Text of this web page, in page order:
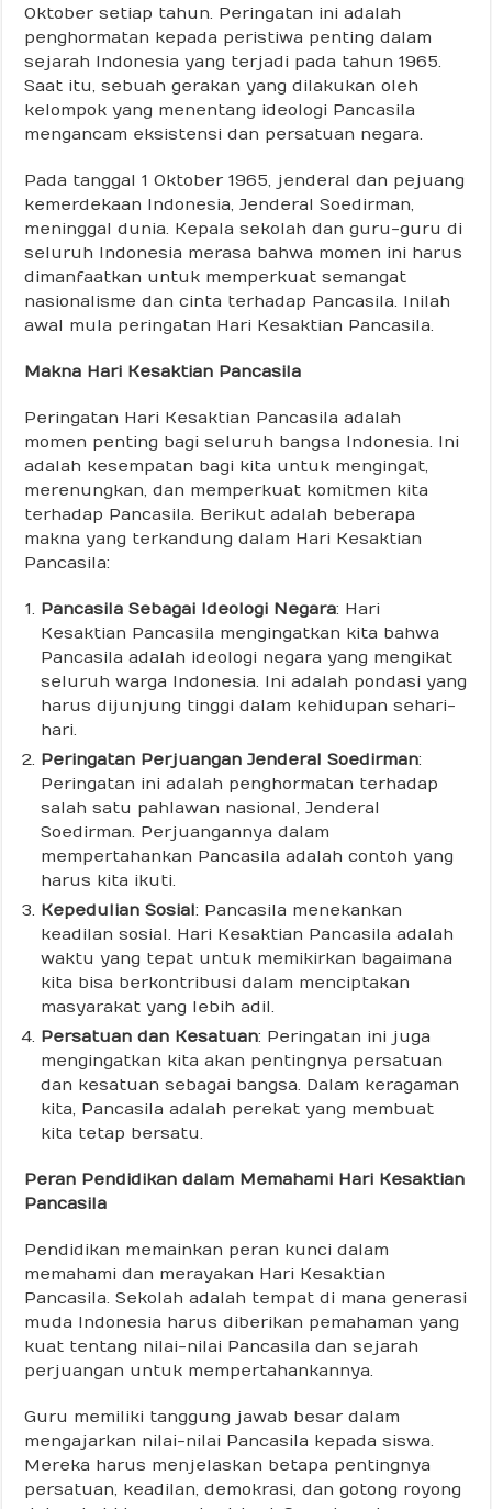
Oktober setiap tahun. Peringatan ini adalah
penghormatan kepada peristiwa penting dalam
sejarah Indonesia yang terjadi pada tahun 1965.
Saat itu, sebuah gerakan yang dilakukan oleh
kelompok yang menentang ideologi Pancasila
mengancam eksistensi dan persatuan negara.
Pada tanggal 1 Oktober 1965, jenderal dan pejuang
kemerdekaan Indonesia, Jenderal Soedirman,
meninggal dunia. Kepala sekolah dan guru-guru di
seluruh Indonesia merasa bahwa momen ini harus
dimanfaatkan untuk memperkuat semangat
nasionalisme dan cinta terhadap Pancasila. Inilah
awal mula peringatan Hari Kesaktian Pancasila.
Makna Hari Kesaktian Pancasila
Peringatan Hari Kesaktian Pancasila adalah
momen penting bagi seluruh bangsa Indonesia. Ini
adalah kesempatan bagi kita untuk mengingat,
merenungkan, dan memperkuat komitmen kita
terhadap Pancasila. Berikut adalah beberapa
makna yang terkandung dalam Hari Kesaktian
Pancasila:
Pancasila Sebagai Ideologi Negara: Hari
Kesaktian Pancasila mengingatkan kita bahwa
Pancasila adalah ideologi negara yang mengikat
seluruh warga Indonesia. Ini adalah pondasi yang
harus dijunjung tinggi dalam kehidupan sehari-
hari.
Peringatan Perjuangan Jenderal Soedirman:
Peringatan ini adalah penghormatan terhadap
salah satu pahlawan nasional, Jenderal
Soedirman. Perjuangannya dalam
mempertahankan Pancasila adalah contoh yang
harus kita ikuti.
Kepedulian Sosial: Pancasila menekankan
keadilan sosial. Hari Kesaktian Pancasila adalah
waktu yang tepat untuk memikirkan bagaimana
kita bisa berkontribusi dalam menciptakan
masyarakat yang lebih adil.
Persatuan dan Kesatuan: Peringatan ini juga
mengingatkan kita akan pentingnya persatuan
dan kesatuan sebagai bangsa. Dalam keragaman
kita, Pancasila adalah perekat yang membuat
kita tetap bersatu.
Peran Pendidikan dalam Memahami Hari Kesaktian
Pancasila
Pendidikan memainkan peran kunci dalam
memahami dan merayakan Hari Kesaktian
Pancasila. Sekolah adalah tempat di mana generasi
muda Indonesia harus diberikan pemahaman yang
kuat tentang nilai-nilai Pancasila dan sejarah
perjuangan untuk mempertahankannya.
Guru memiliki tanggung jawab besar dalam
mengajarkan nilai-nilai Pancasila kepada siswa.
Mereka harus menjelaskan betapa pentingnya
persatuan, keadilan, demokrasi, dan gotong royong